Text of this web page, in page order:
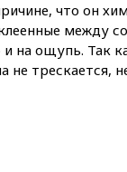
что он
между
на ощупь. Так
трескается,